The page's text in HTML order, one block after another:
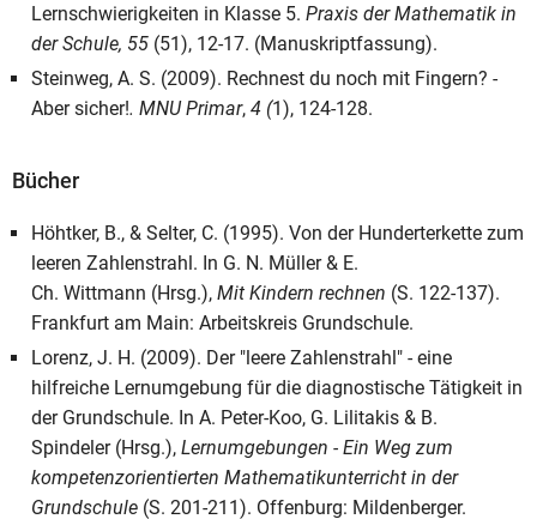
Lernschwierigkeiten in Klasse 5. Praxis der Mathematik in
der Schule, 55 (51), 12-17. (Manuskriptfassung).
Steinweg, A. S. (2009). Rechnest du noch mit Fingern? -
Aber sicher!. MNU Primar, 4 (1), 124-128.
Bücher
Höhtker, B., & Selter, C. (1995). Von der Hunderterkette zum
leeren Zahlenstrahl. In G. N. Müller & E.
Ch. Wittmann (Hrsg.), Mit Kindern rechnen (S. 122-137).
Frankfurt am Main: Arbeitskreis Grundschule.
Lorenz, J. H. (2009). Der "leere Zahlenstrahl" - eine
hilfreiche Lernumgebung für die diagnostische Tätigkeit in
der Grundschule. In A. Peter-Koo, G. Lilitakis & B.
Spindeler (Hrsg.), Lernumgebungen - Ein Weg zum
kompetenzorientierten Mathematikunterricht in der
Grundschule (S. 201-211). Offenburg: Mildenberger.